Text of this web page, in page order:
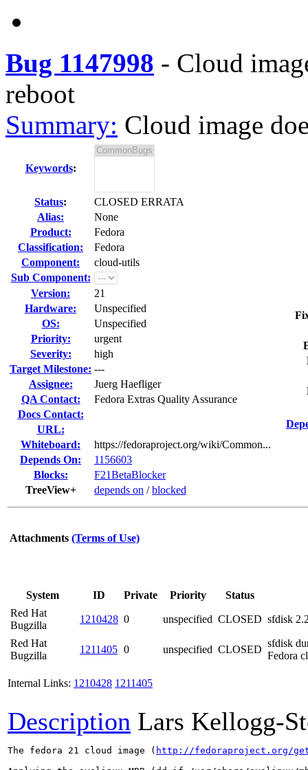
Bug 1147998 - Cloud
reboot
Summary: Cloud image
Keywords:
Status:
CLOSED ERRATA
Alias:
None
Product:
Fedora
Classification:
Fedora
Component:
cloud-utils
Sub Component:
Version:
21
Hardware:
Unspecified
OS:
Unspecified
Priority:
urgent
Severity:
high
Target Milestone: ---
Assignee:
Juerg Haefliger
QA Contact:
Fedora Extras Quality Assurance
Docs Contact:
URL:
Whiteboard:
https://fedoraproject.org/wiki/Common...
Depends On:
1156603
Blocks:
F21BetaBlocker
TreeView+
depends on /blocked
Attachments (Terms of Use)
System ID Private Priority
Status
Red Hat
Bugzilla
1210428 0 unspecified CLOSED sfdisk
Red Hat
Bugzilla
1211405 0 unspecified CLOSED
sfdisk
Fedora
Internal Links: 1210428 1211405
Description Lars Kellogg-
The fedora 21 cloud image ( http://fedoraproject.org/